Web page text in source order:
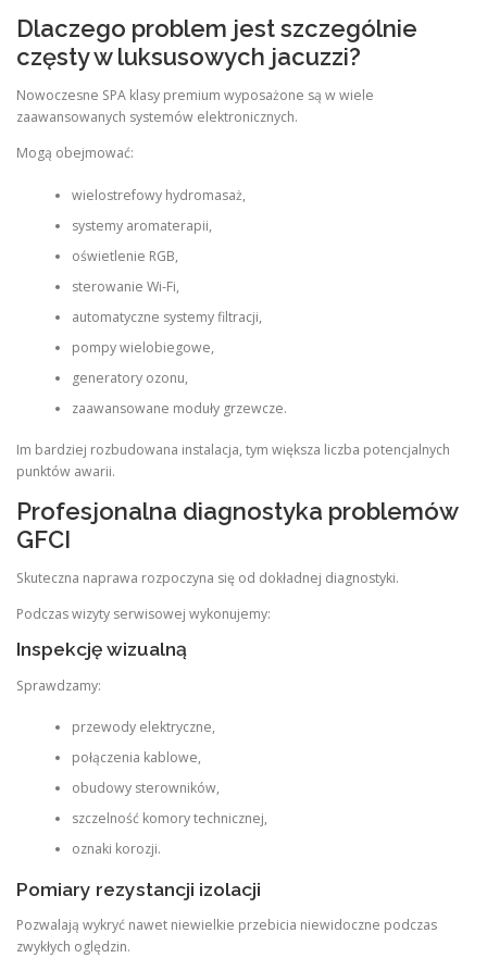
Dlaczego problem jest szczególnie
częsty w luksusowych jacuzzi?
Nowoczesne SPA klasy premium wyposażone są w wiele
zaawansowanych systemów elektronicznych.
Mogą obejmować:
wielostrefowy hydromasaż,
systemy aromaterapii,
oświetlenie RGB,
sterowanie Wi-Fi,
automatyczne systemy filtracji,
pompy wielobiegowe,
generatory ozonu,
zaawansowane moduły grzewcze.
Im bardziej rozbudowana instalacja, tym większa liczba potencjalnych
punktów awarii.
Profesjonalna diagnostyka problemów
GFCI
Skuteczna naprawa rozpoczyna się od dokładnej diagnostyki.
Podczas wizyty serwisowej wykonujemy:
Inspekcję wizualną
Sprawdzamy:
przewody elektryczne,
połączenia kablowe,
obudowy sterowników,
szczelność komory technicznej,
oznaki korozji.
Pomiary rezystancji izolacji
Pozwalają wykryć nawet niewielkie przebicia niewidoczne podczas
zwykłych oględzin.